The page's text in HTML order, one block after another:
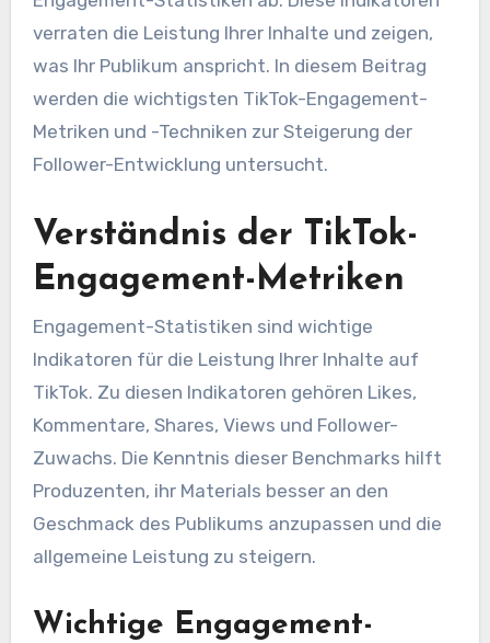
verraten die Leistung Ihrer Inhalte und zeigen,
was Ihr Publikum anspricht. In diesem Beitrag
werden die wichtigsten TikTok-Engagement-
Metriken und -Techniken zur Steigerung der
Follower-Entwicklung untersucht.
Verständnis der TikTok-
Engagement-Metriken
Engagement-Statistiken sind wichtige
Indikatoren für die Leistung Ihrer Inhalte auf
TikTok. Zu diesen Indikatoren gehören Likes,
Kommentare, Shares, Views und Follower-
Zuwachs. Die Kenntnis dieser Benchmarks hilft
Produzenten, ihr Materials besser an den
Geschmack des Publikums anzupassen und die
allgemeine Leistung zu steigern.
Wichtige Engagement-